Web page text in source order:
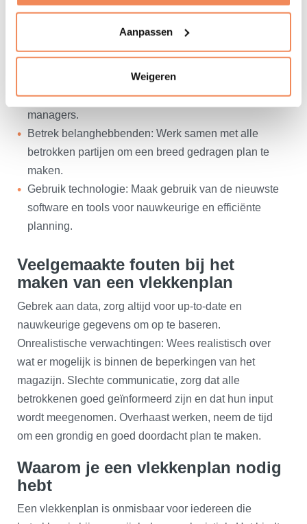
Aanpassen
Weigeren
vlekkenplan
Wees flexibel: Houd rekening met toekomstige
veranderingen en zorg dat je plan aanpasbaar is.
Communiceer duidelijk: Zorg dat je plan begrijpelijk is
voor iedereen, van magazijnmedewerkers tot
managers.
Betrek belanghebbenden: Werk samen met alle
betrokken partijen om een breed gedragen plan te
maken.
Gebruik technologie: Maak gebruik van de nieuwste
software en tools voor nauwkeurige en efficiënte
planning.
Veelgemaakte fouten bij het
maken van een vlekkenplan
Gebrek aan data, zorg altijd voor up-to-date en
nauwkeurige gegevens om op te baseren.
Onrealistische verwachtingen: Wees realistisch over
wat er mogelijk is binnen de beperkingen van het
magazijn. Slechte communicatie, zorg dat alle
betrokkenen goed geïnformeerd zijn en dat hun input
wordt meegenomen. Overhaast werken, neem de tijd
om een grondig en goed doordacht plan te maken.
Waarom je een vlekkenplan nodig
hebt
Een vlekkenplan is onmisbaar voor iedereen die